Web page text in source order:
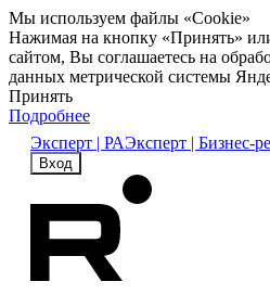
Мы используем файлы «Cookie»
Нажимая на кнопку «Принять»
сайтом, Вы соглашаетесь на
данных метрической системы
Принять
Подробнее
Эксперт | РАЭксперт | Бизнес-
Вход